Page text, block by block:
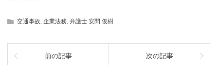
交通事故, 企業法務, 弁護士 安間 俊樹
前の記事 次の記事